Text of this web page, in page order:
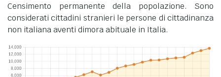
Censimento permanente della popolazione. Sono
considerati cittadini stranieri le persone di cittadinanza
non italiana aventi dimora abituale in Italia.